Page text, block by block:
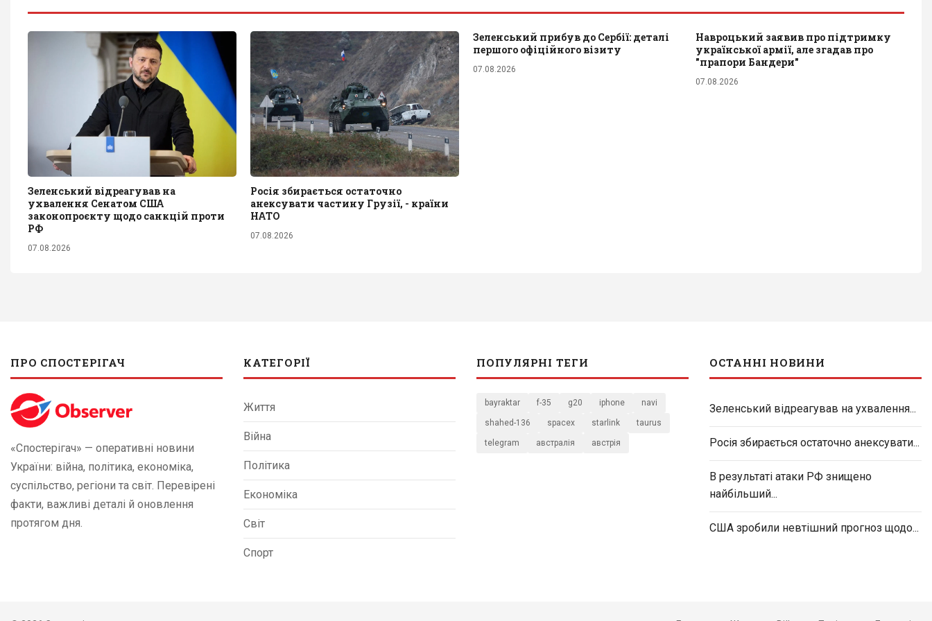
Зеленський відреагував на
ухвалення Сенатом США
законопроєкту щодо санкцій проти
РФ
07.08.2026
Росія збирається остаточно
анексувати частину Грузії, - країни
НАТО
07.08.2026
Зеленський прибув до Сербії: деталі
першого офіційного візиту
07.08.2026
Навроцький заявив про підтримку
української армії, але згадав про
"прапори Бандери"
07.08.2026
ПРО СПОСТЕРІГАЧ
«Спостерігач» — оперативні новини
України: війна, політика, економіка,
суспільство, регіони та світ. Перевірені
факти, важливі деталі й оновлення
протягом дня.
КАТЕГОРІЇ
Життя
Війна
Політика
Економіка
Світ
Спорт
ПОПУЛЯРНІ ТЕГИ
bayraktar f-35 g20 iphone navi
shahed-136 spacex starlink taurus
telegram австралія австрія
ОСТАННІ НОВИНИ
Зеленський відреагував на ухвалення...
Росія збирається остаточно анексувати...
В результаті атаки РФ знищено
найбільший...
США зробили невтішний прогноз щодо...